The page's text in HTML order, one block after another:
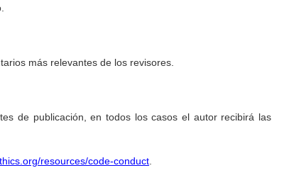
más relevantes de los revisores.
de publicación, en todos los casos el autor recibirá las
resources/code-conduct.